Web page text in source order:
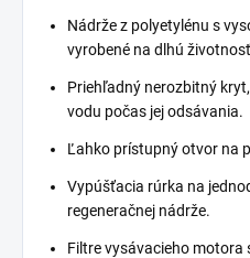
Nádrže z polyetylénu s
vyrobené na dlhú
Priehľadný nerozbitný
vodu počas jej odsávania.
Ľahko prístupný otvor na
Vypúšťacia rúrka na
regeneračnej nádrže.
Filtre vysávacieho motora